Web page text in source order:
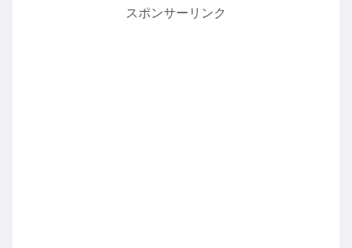
スポンサーリンク